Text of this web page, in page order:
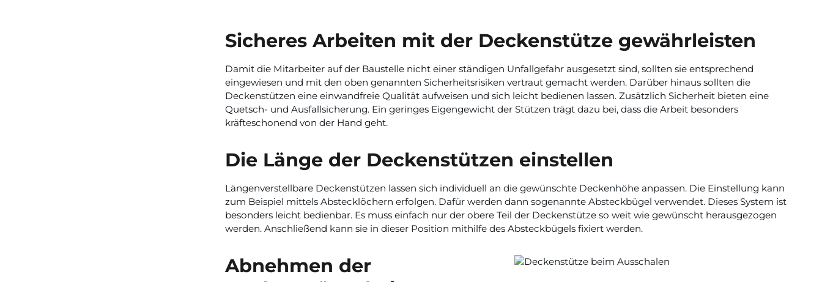
Sicheres Arbeiten mit der Deckenstütze gewährleisten
Damit die Mitarbeiter auf der Baustelle nicht einer ständigen Unfallgefahr ausgesetzt sind, sollten sie entsprechend
eingewiesen und mit den oben genannten Sicherheitsrisiken vertraut gemacht werden. Darüber hinaus sollten die
Deckenstützen eine einwandfreie Qualität aufweisen und sich leicht bedienen lassen. Zusätzlich Sicherheit bieten eine
Quetsch- und Ausfallsicherung. Ein geringes Eigengewicht der Stützen trägt dazu bei, dass die Arbeit besonders
kräfteschonend von der Hand geht.
Die Länge der Deckenstützen einstellen
Längenverstellbare Deckenstützen lassen sich individuell an die gewünschte Deckenhöhe anpassen. Die Einstellung kann
zum Beispiel mittels Abstecklöchern erfolgen. Dafür werden dann sogenannte Absteckbügel verwendet. Dieses System ist
besonders leicht bedienbar. Es muss einfach nur der obere Teil der Deckenstütze so weit wie gewünscht herausgezogen
werden. Anschließend kann sie in dieser Position mithilfe des Absteckbügels fixiert werden.
Abnehmen der